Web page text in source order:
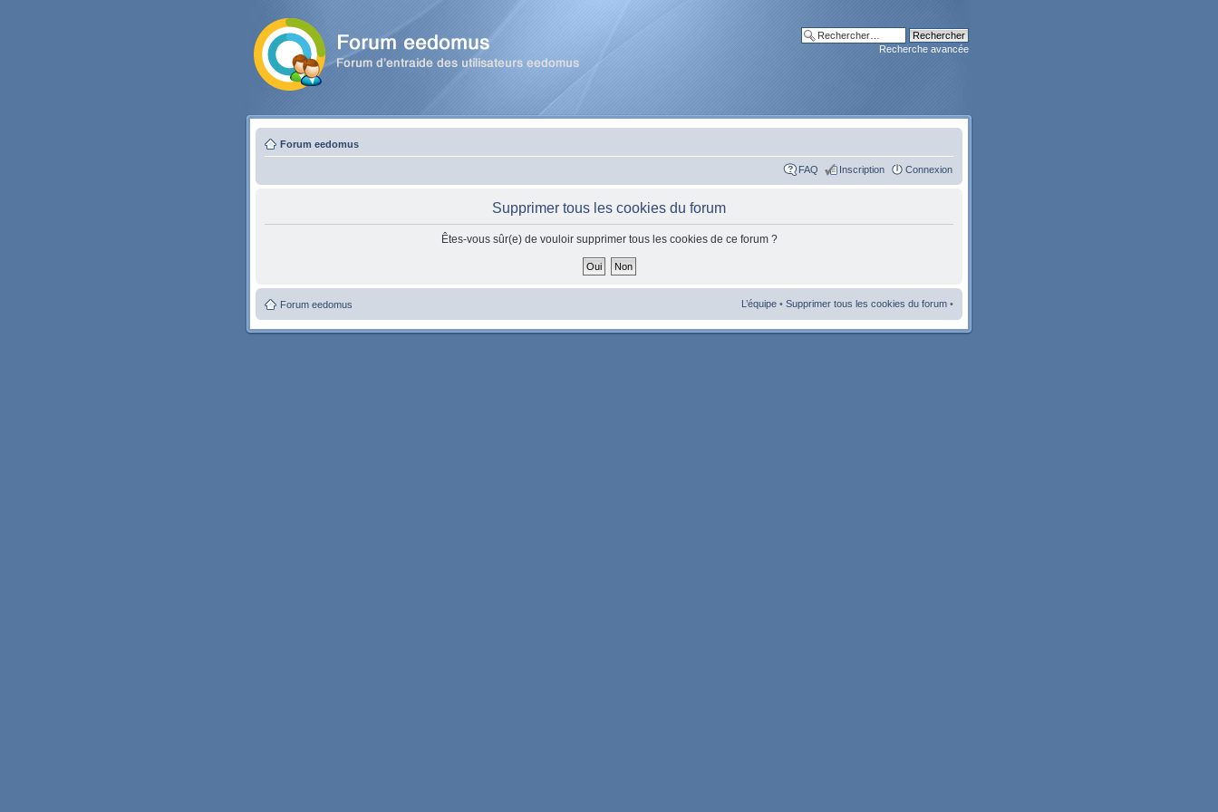
Recherche avancée
Forum eedomus
FAQ Inscription Connexion
Supprimer tous les cookies du forum
Êtes-vous sûr(e) de vouloir supprimer tous les cookies de ce forum ?
Forum eedomus L’équipe • Supprimer tous les cookies du forum •